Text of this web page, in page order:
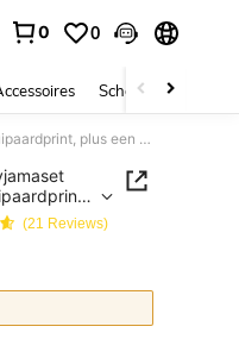
0 0
Schoonheid &
SHEIN Cottonline dames 2-delige pyjamaset met korte mouwen en ronde hals, hart- en luipaardprint, plus een korte broek met hart- en luipaardprint.
(21 Reviews)